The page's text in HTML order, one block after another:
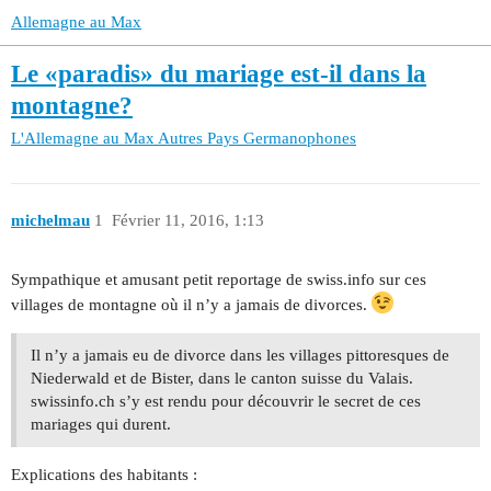
Allemagne au Max
Le «paradis» du mariage est-il dans la
montagne?
L'Allemagne au MaxAutres Pays Germanophones
michelmau Février 11, 2016, 1:13
1
Sympathique et amusant petit reportage de swiss.info sur ces
villages de montagne où il n’y a jamais de divorces.
Il n’y a jamais eu de divorce dans les villages pittoresques de
Niederwald et de Bister, dans le canton suisse du Valais.
swissinfo.ch s’y est rendu pour découvrir le secret de ces
mariages qui durent.
Explications des habitants :